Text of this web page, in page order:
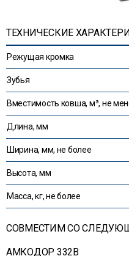
ТЕХНИЧЕСКИЕ
Режущая кромка
Зубья
Вместимость ковша, м³, не
Длина, мм
Ширина, мм, не более
Высота, мм
Масса, кг, не более
СОВМЕСТИМ СО
АМКОДОР 332B